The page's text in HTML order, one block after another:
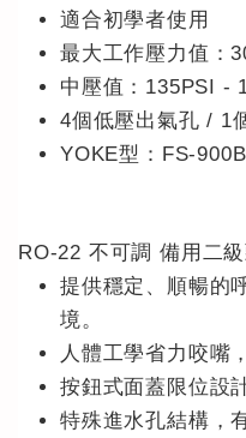
適合初學者使用
最大工作壓力值：
中壓值：135PSI -
4個低壓出氣孔 / 1
YOKE型：FS-900B
RO-22 不可調 備用二
提供穩定、順暢的
境。
人體工學省力咬嘴
按鈕式面蓋限位設
特殊進水孔結構，